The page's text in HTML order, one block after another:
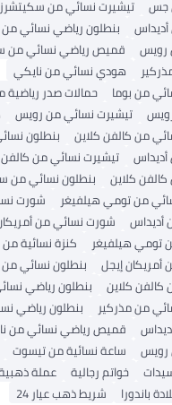
جس
تيشيرت نسائي من سكيتشرز
بنطلون رياضي نسائي من
رويس
قميص رياضي نسائي من
هودي نسائي من نايكي
من بوما
حمالات صدر رياضية
تيشيرت نسائي من رويس
من كالفن كلاين
بنطلون
تيشيرت نسائي من كالفن
كلاين
بنطلون نسائي من
من تومي هيلفيغر
شورت
أديداس
شورت نسائي من
تومي هيلفيغر
كنزة نسائية
إيجل
بنطلون نسائي
كلاين
بنطلون رياضي
من مذركير
بنطلون رياضي
قميص رياضي نسائي من
رويس
ساعة نسائية من تيسوت
خواتم رجالية عملة
باندورا شريط ذهب عيار 24